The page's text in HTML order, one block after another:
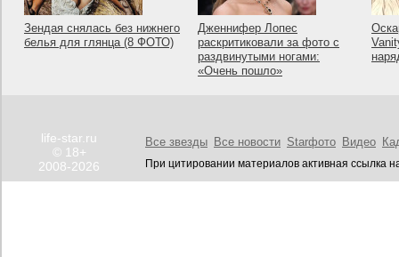
Зендая снялась без нижнего
белья для глянца (8 ФОТО)
Дженнифер Лопес
раскритиковали за фото с
раздвинутыми ногами:
«Очень пошло»
life-star.ru
© 18+
2008-2026
Все звезды Все новости Starфото Видео
При цитировании материалов активная ссылка